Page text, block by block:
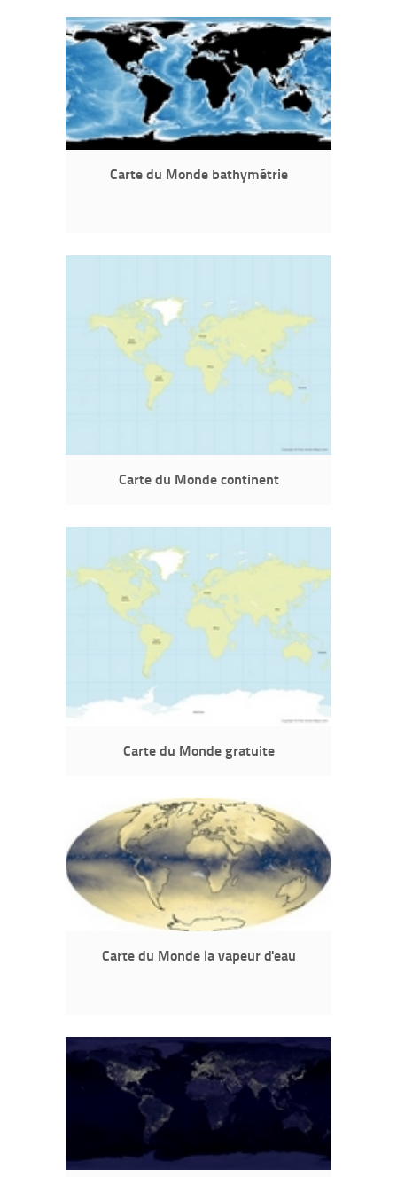
Carte du Monde bathymétrie
Carte du Monde continent
Carte du Monde gratuite
Carte du Monde la vapeur d'eau